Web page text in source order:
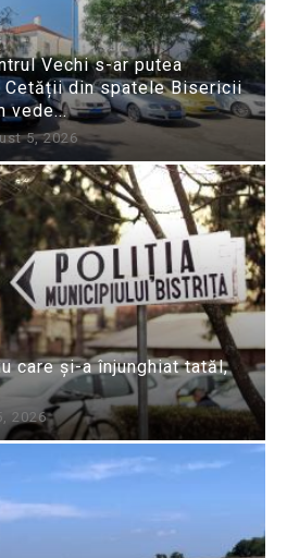
Vechi s-ar putea
din spatele Bisericii
vede...
5, 2026
care și-a înjunghiat tatăl,
2026